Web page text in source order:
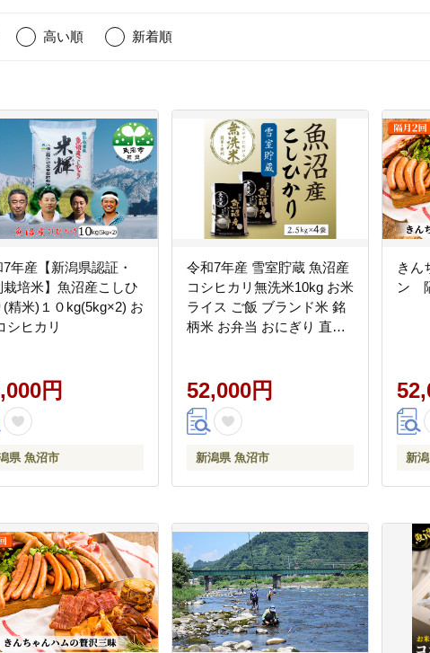
高い順
新着順
年産【新潟県認証・
栽培米】魚沼産こしひ
(精米)１０kg(5kg×2) お
シヒカリ
円
県 魚沼市
令和7年産 雪室貯蔵 魚沼産
コシヒカリ無洗米10kg お米
ライス ご飯 ブランド米 銘
柄米 お弁当 おにぎり 直送
短
52,000円
新潟県 魚沼市
きん
ン
新